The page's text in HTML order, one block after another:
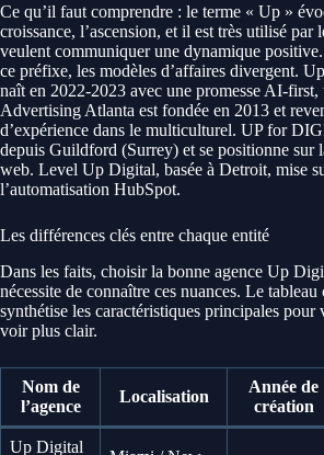
Ce qu’il faut comprendre : le terme « Up »
croissance, l’ascension, et il est très utilisé par
veulent communiquer une dynamique
ce préfixe, les modèles d’affaires divergent.
naît en 2022-2023 avec une promesse AI-first,
Advertising Atlanta est fondée en 2013 et
d’expérience dans le multiculturel. UP for
depuis Guildford (Surrey) et se positionne sur
web. Level Up Digital, basée à Detroit, mise
l’automatisation HubSpot.
Les différences clés entre chaque entité
Dans les faits, choisir la bonne agence Up
nécessite de connaître ces nuances. Le tableau
synthétise les caractéristiques principales pour
voir plus clair.
Nom de
l’agence
Localisation
Année de
création
Up Digital